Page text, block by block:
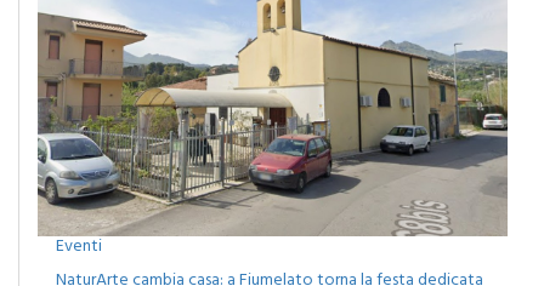
Eventi
NaturArte cambia casa: a Fiumelato torna la festa dedicata
alla natura, all’arte e alla comunità